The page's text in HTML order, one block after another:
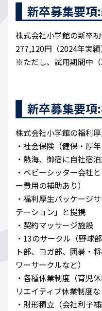
新卒募集要項
株式会社小学館の新卒
277,120円（2024年実績
※ただし、試用期間中（
新卒募集要項
株式会社小学館の福利
・社会保険（健保・厚
・熱海、御宿に自社宿
・ベビーシッター会社
ー費用の補助あり）
・福利厚生パッケージ
テーション」と提携
・契約マッサージ施設
・13のサークル（野球
ト部、ヨガ部、囲碁・
ワーサークルなど）
・各種休業制度（育児
リエイティブ休業制度な
・財形積立（会社利子補